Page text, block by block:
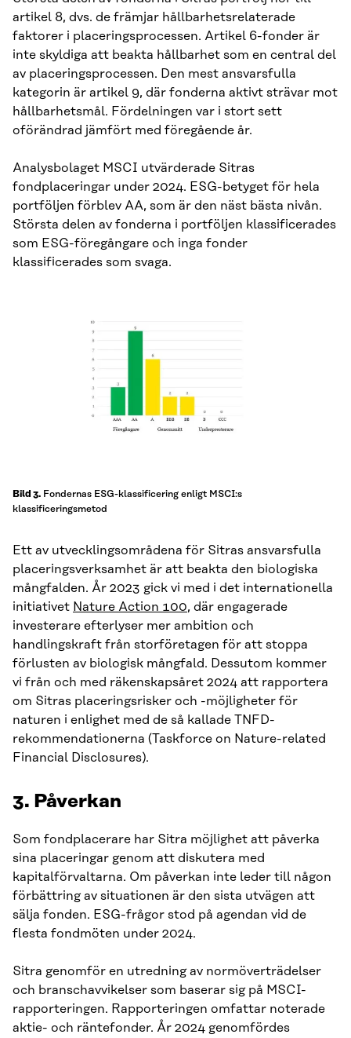
artikel 8, dvs. de främjar hållbarhetsrelaterade
faktorer i placeringsprocessen. Artikel 6-fonder är
inte skyldiga att beakta hållbarhet som en central del
av placeringsprocessen. Den mest ansvarsfulla
kategorin är artikel 9, där fonderna aktivt strävar mot
hållbarhetsmål. Fördelningen var i stort sett
oförändrad jämfört med föregående år.
Analysbolaget MSCI utvärderade Sitras
fondplaceringar under 2024. ESG-betyget för hela
portföljen förblev AA, som är den näst bästa nivån.
Största delen av fonderna i portföljen klassificerades
som ESG-föregångare och inga fonder
klassificerades som svaga.
Bild 3. Fondernas ESG-klassificering enligt MSCI:s
klassificeringsmetod
Ett av utvecklingsområdena för Sitras ansvarsfulla
placeringsverksamhet är att beakta den biologiska
mångfalden. År 2023 gick vi med i det internationella
initiativet Nature Action 100, där engagerade
investerare efterlyser mer ambition och
handlingskraft från storföretagen för att stoppa
förlusten av biologisk mångfald. Dessutom kommer
vi från och med räkenskapsåret 2024 att rapportera
om Sitras placeringsrisker och -möjligheter för
naturen i enlighet med de så kallade TNFD-
rekommendationerna (Taskforce on Nature-related
Financial Disclosures).
3. Påverkan
Som fondplacerare har Sitra möjlighet att påverka
sina placeringar genom att diskutera med
kapitalförvaltarna. Om påverkan inte leder till någon
förbättring av situationen är den sista utvägen att
sälja fonden. ESG-frågor stod på agendan vid de
flesta fondmöten under 2024.
Sitra genomför en utredning av normöverträdelser
och branschavvikelser som baserar sig på MSCI-
rapporteringen. Rapporteringen omfattar noterade
aktie- och räntefonder. År 2024 genomfördes